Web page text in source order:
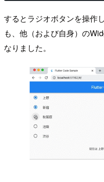
するとラジオボタンを操作
も、他（および自身）の
なりました。